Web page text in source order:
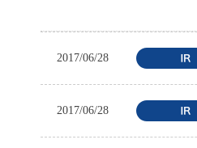
2017/06/28
2017/06/28